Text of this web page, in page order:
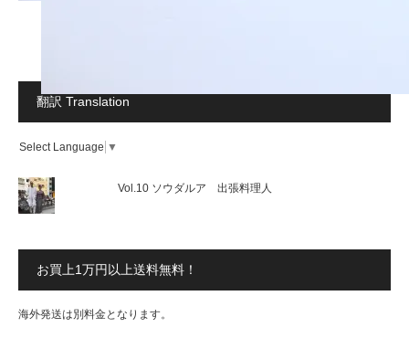
翻訳 Translation
Select Language ▼
Vol.10 ソウダルア 出張料理人
お買上1万円以上送料無料！
海外発送は別料金となります。